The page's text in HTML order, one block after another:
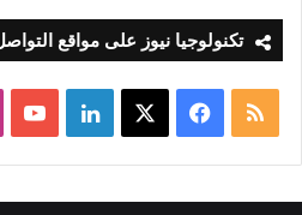
تكنولوجيا نيوز على مواقع
ملخص
الموقع
RSS
فيسبوك لينكدإن